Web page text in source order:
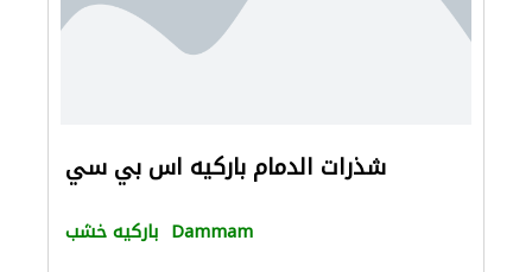
شذرات الدمام باركيه اس بي سي
باركيه خشب Dammam